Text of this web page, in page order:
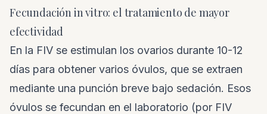
Fecundación in vitro: el tratamiento de mayor
efectividad
En la FIV se estimulan los ovarios durante 10-12
días para obtener varios óvulos, que se extraen
mediante una punción breve bajo sedación. Esos
óvulos se fecundan en el laboratorio (por FIV